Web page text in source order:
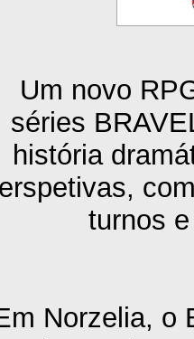
Um novo
séries
história
turnos
Norzelia, o